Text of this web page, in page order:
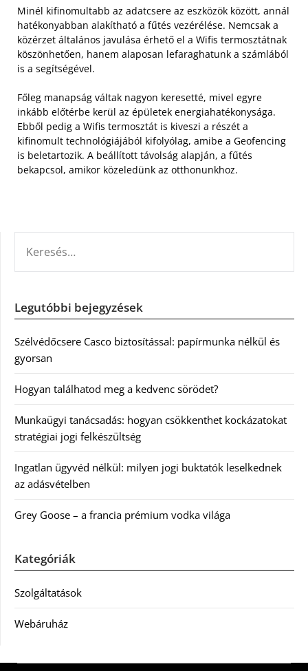
Minél kifinomultabb az adatcsere az eszközök között, annál
hatékonyabban alakítható a fűtés vezérélése. Nemcsak a
közérzet általános javulása érhető el a Wifis termosztátnak
köszönhetően, hanem alaposan lefaraghatunk a számlából
is a segítségével.
Főleg manapság váltak nagyon keresetté, mivel egyre
inkább előtérbe kerül az épületek energiahatékonysága.
Ebből pedig a Wifis termosztát is kiveszi a részét a
kifinomult technológiájából kifolyólag, amibe a Geofencing
is beletartozik. A beállított távolság alapján, a fűtés
bekapcsol, amikor közeledünk az otthonunkhoz.
Legutóbbi bejegyzések
Szélvédőcsere Casco biztosítással: papírmunka nélkül és
gyorsan
Hogyan találhatod meg a kedvenc sörödet?
Munkaügyi tanácsadás: hogyan csökkenthet kockázatokat
stratégiai jogi felkészültség
Ingatlan ügyvéd nélkül: milyen jogi buktatók leselkednek
az adásvételben
Grey Goose – a francia prémium vodka világa
Kategóriák
Szolgáltatások
Webáruház